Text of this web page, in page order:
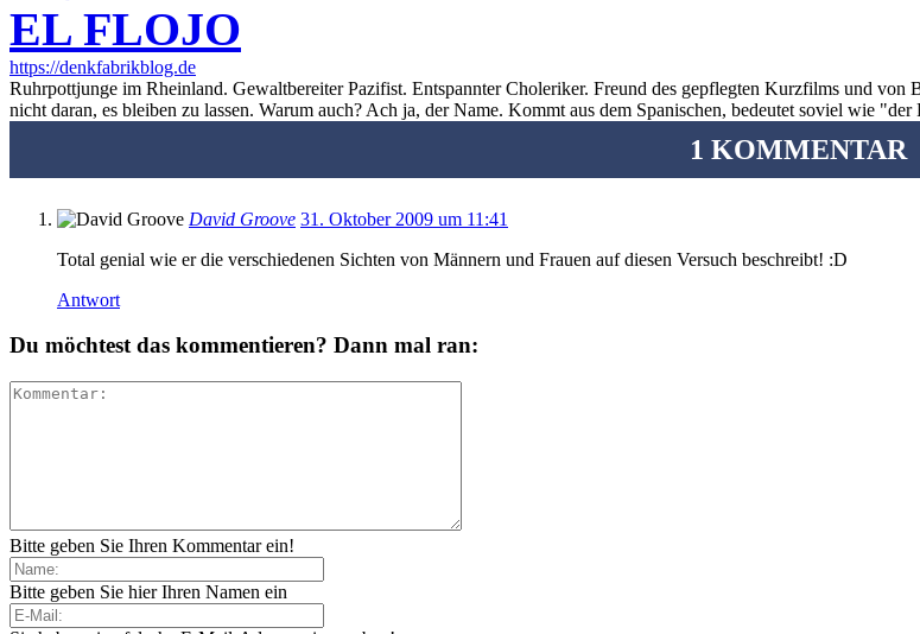
EL FLOJO
https://denkfabrikblog.de
Ruhrpottjunge im Rheinland. Gewaltbereiter Pazifist. Entspannter Choleriker. Freund des gepflegten Kurzfilms und
nicht daran, es bleiben zu lassen. Warum auch? Ach ja, der Name. Kommt aus dem Spanischen, bedeutet soviel wie
1 KOMMENTAR
David Groove 31. Oktober 2009 um 11:41
Total genial wie er die verschiedenen Sichten von Männern und Frauen auf diesen Versuch beschreibt! :D
Antwort
Du möchtest das kommentieren? Dann mal ran:
Bitte geben Sie Ihren Kommentar ein!
Bitte geben Sie hier Ihren Namen ein